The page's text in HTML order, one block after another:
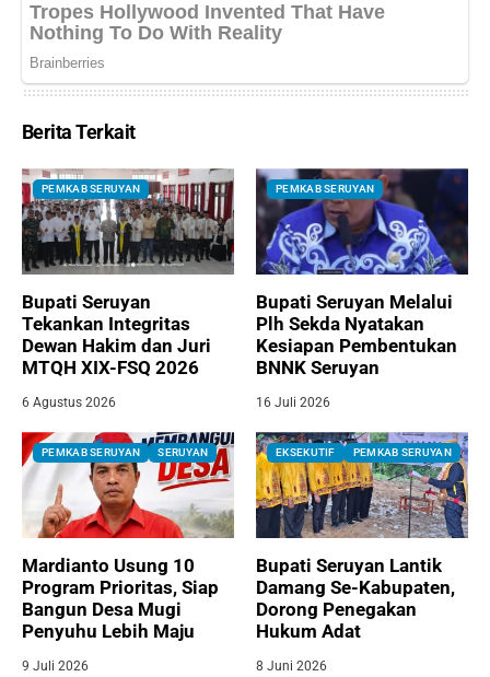
Berita Terkait
PEMKAB SERUYAN
Bupati Seruyan
Tekankan Integritas
Dewan Hakim dan Juri
MTQH XIX-FSQ 2026
6 Agustus 2026
PEMKAB SERUYAN
Bupati Seruyan Melalui
Plh Sekda Nyatakan
Kesiapan Pembentukan
BNNK Seruyan
16 Juli 2026
PEMKAB SERUYAN SERUYAN
Mardianto Usung 10
Program Prioritas, Siap
Bangun Desa Mugi
Penyuhu Lebih Maju
9 Juli 2026
EKSEKUTIF PEMKAB SERUYAN
Bupati Seruyan Lantik
Damang Se-Kabupaten,
Dorong Penegakan
Hukum Adat
8 Juni 2026